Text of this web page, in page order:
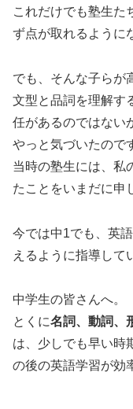
これだけでも塾生た
ず点が取れるように
でも、そんな子らが
文型と品詞を理解す
任があるのではない
やっと気づいたので
当時の塾生には、私
たことをいまだに申
今では中1でも、英
えるように指導して
中学生の皆さんへ。
とくに名詞、動詞、
は、少しでも早い時
の後の英語学習が効